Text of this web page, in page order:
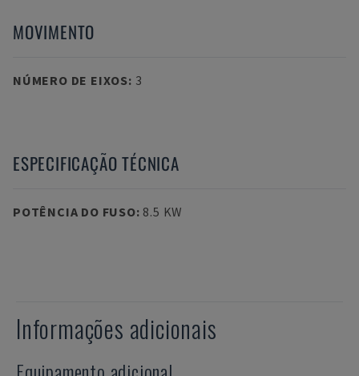
MOVIMENTO
NÚMERO DE EIXOS: 3
ESPECIFICAÇÃO TÉCNICA
POTÊNCIA DO FUSO: 8.5 KW
Informações adicionais